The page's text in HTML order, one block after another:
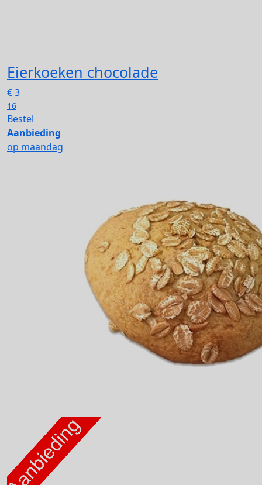
Eierkoeken chocolade
€3
16
Bestel
Aanbieding
op maandag